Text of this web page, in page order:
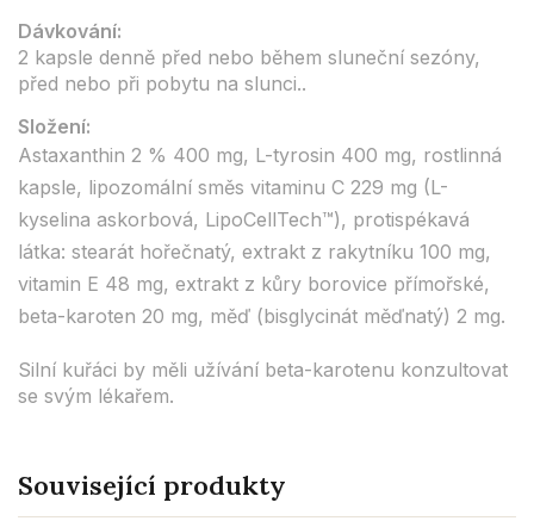
Dávkování:
2 kapsle denně před nebo během sluneční sezóny,
před nebo při pobytu na slunci..
Složení:
Astaxanthin 2 % 400 mg, L-tyrosin 400 mg, rostlinná
kapsle, lipozomální směs vitaminu C 229 mg (L-
kyselina askorbová, LipoCellTech™), protispékavá
látka: stearát hořečnatý, extrakt z rakytníku 100 mg,
vitamin E 48 mg, extrakt z kůry borovice přímořské,
beta-karoten 20 mg, měď (bisglycinát měďnatý) 2 mg.
Silní kuřáci by měli užívání beta-karotenu konzultovat
se svým lékařem.
Související produkty